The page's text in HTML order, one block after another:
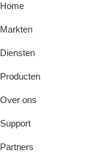
Home
Markten
Diensten
Producten
Over ons
Support
Partners